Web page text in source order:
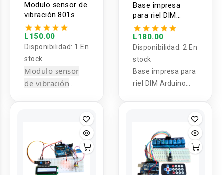
Modulo sensor de
vibración 801s
L150.00
Disponibilidad: 1 En
stock
Modulo sensor
de vibración
Base impresa
para riel DIM
Arduino MEGA
L180.00
Disponibilidad: 2 En
stock
Base impresa para
riel DIM Arduino